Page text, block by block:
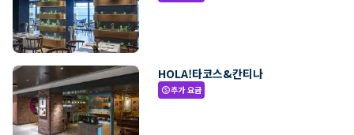
HOLA!타코스&칸티나
paid추가 요금